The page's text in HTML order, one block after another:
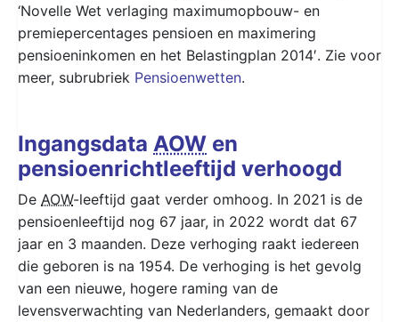
‘Novelle Wet verlaging maximumopbouw- en
premiepercentages pensioen en maximering
pensioeninkomen en het Belastingplan 2014′. Zie voor
meer, subrubriek Pensioenwetten.
Ingangsdata AOW en
pensioenrichtleeftijd verhoogd
De AOW-leeftijd gaat verder omhoog. In 2021 is de
pensioenleeftijd nog 67 jaar, in 2022 wordt dat 67
jaar en 3 maanden. Deze verhoging raakt iedereen
die geboren is na 1954. De verhoging is het gevolg
van een nieuwe, hogere raming van de
levensverwachting van Nederlanders, gemaakt door